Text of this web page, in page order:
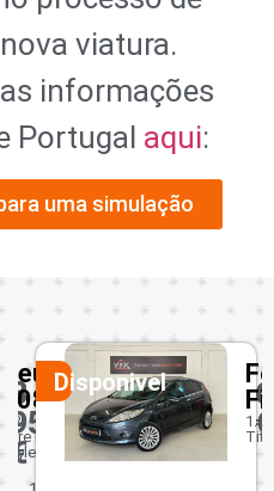
viatura.
informações
Portugal aqui:
uma simulação
Peugeot
208
1.2
PureTech
Style
8
950
€
Disponivel
1.25
€